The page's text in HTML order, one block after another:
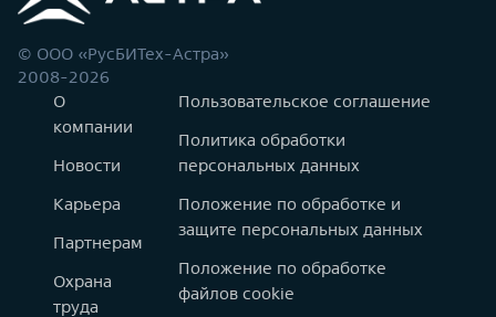
© ООО «РусБИТех-Астра»
2008-2026
О
компании
Новости
Карьера
Партнерам
Охрана
труда
Пользовательское соглашение
Политика обработки
персональных данных
Положение по обработке и
защите персональных данных
Положение по обработке
файлов cookie